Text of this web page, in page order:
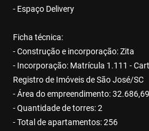
- Espaço Delivery
Ficha técnica:
- Construção e incorporação: Zita
- Incorporação: Matrícula 1.111 -
Registro de Imóveis de São José/SC
- Área do empreendimento:
- Quantidade de torres: 2
- Total de apartamentos: 256